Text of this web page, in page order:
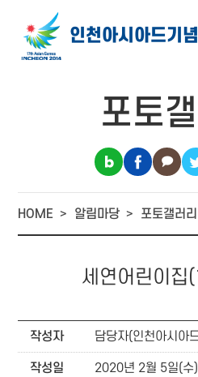
인천아시아드기
포토
HOME 알림마당 포토갤러리
세연어린이
작성자 담당자(인천아시아
작성일 2020년 2월 5일(